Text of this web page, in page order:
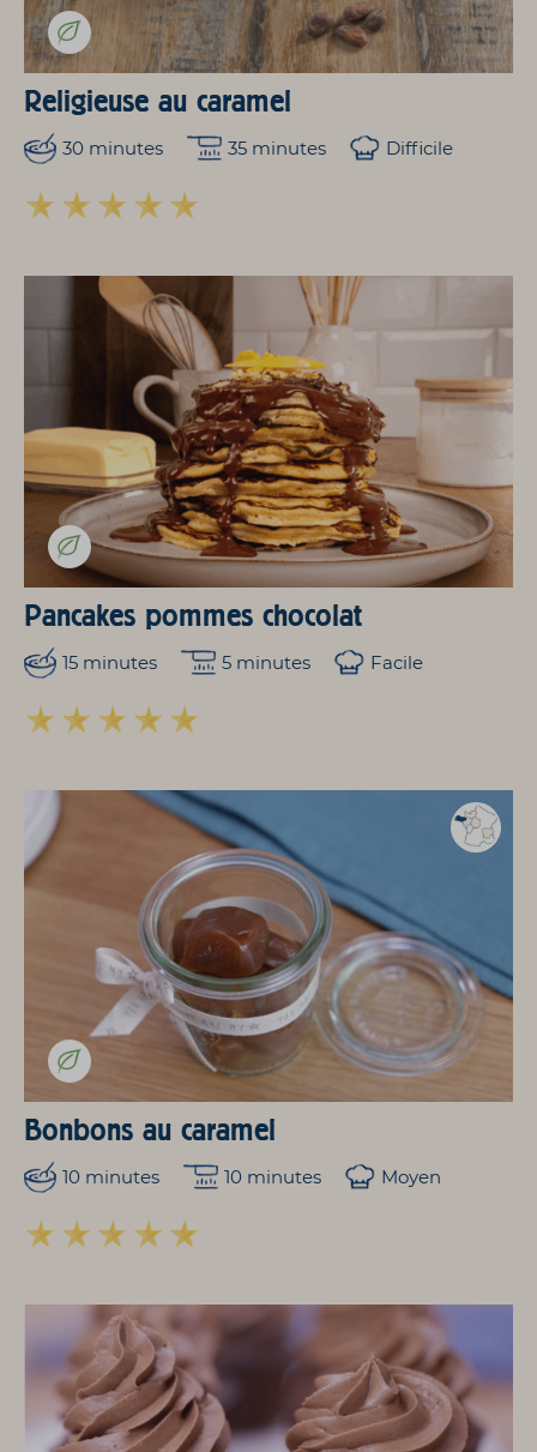
Religieuse au caramel
30 minutes 35 minutes Difficile
Pancakes pommes chocolat
15 minutes 5 minutes Facile
Bonbons au caramel
10 minutes 10 minutes Moyen